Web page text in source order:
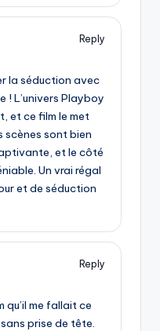
Reply
la séduction avec
! L’univers Playboy
et ce film le met
scènes sont bien
et le côté
Un vrai régal
et de séduction
Reply
qu’il me fallait ce
prise de tête.